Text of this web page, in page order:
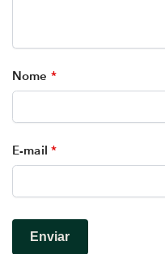
Nome *
E-mail *